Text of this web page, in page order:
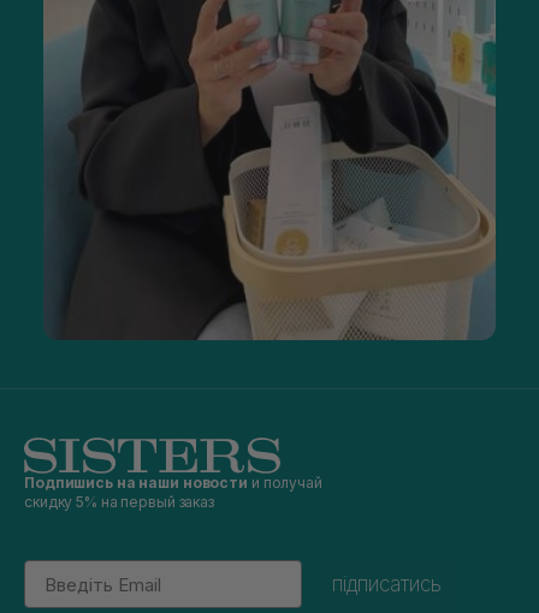
Подпишись на наши новости и получай
скидку 5% на первый заказ
Email
підписатись